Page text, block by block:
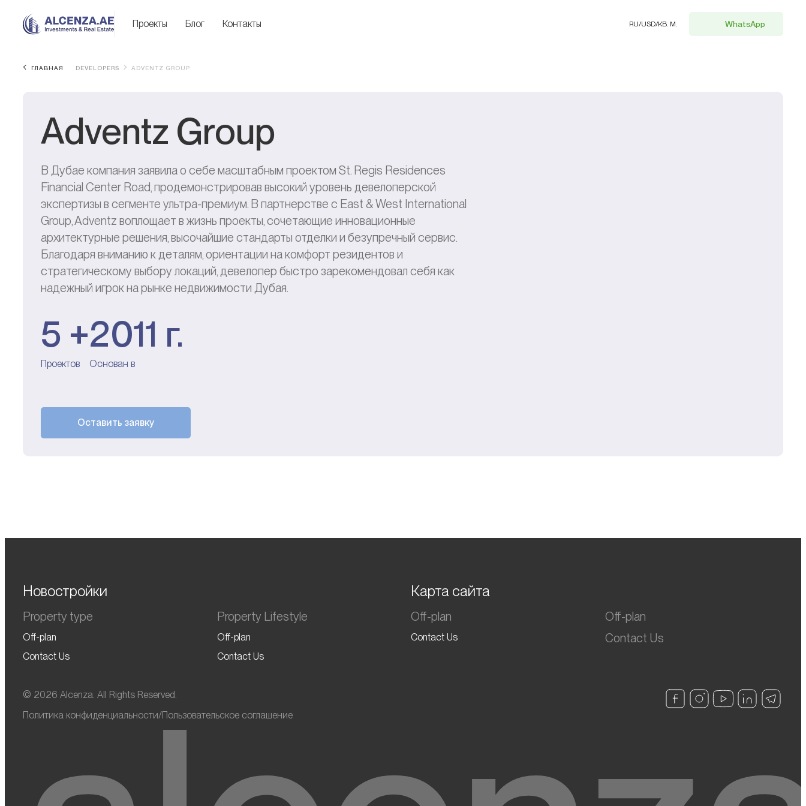
RU/USD/КВ. М. WhatsApp
Проекты Блог Контакты
ГЛАВНАЯ DEVELOPERS ADVENTZ GROUP
Adventz Group
В Дубае компания заявила о себе масштабным проектом St. Regis Residences
Financial Center Road, продемонстрировав высокий уровень девелоперской
экспертизы в сегменте ультра-премиум. В партнерстве с East & West International
Group, Adventz воплощает в жизнь проекты, сочетающие инновационные
архитектурные решения, высочайшие стандарты отделки и безупречный сервис.
Благодаря вниманию к деталям, ориентации на комфорт резидентов и
стратегическому выбору локаций, девелопер быстро зарекомендовал себя как
надежный игрок на рынке недвижимости Дубая.
5 +
Проектов
2011 г.
Основан в
Оставить заявку
Новостройки
Property type
Off-plan
Contact Us
Property Lifestyle
Off-plan
Contact Us
Карта сайта
Off-plan
Contact Us
Off-plan
Contact Us
© 2026 Alcenza. All Rights Reserved.
Политика конфиденциальности/Пользовательское соглашение